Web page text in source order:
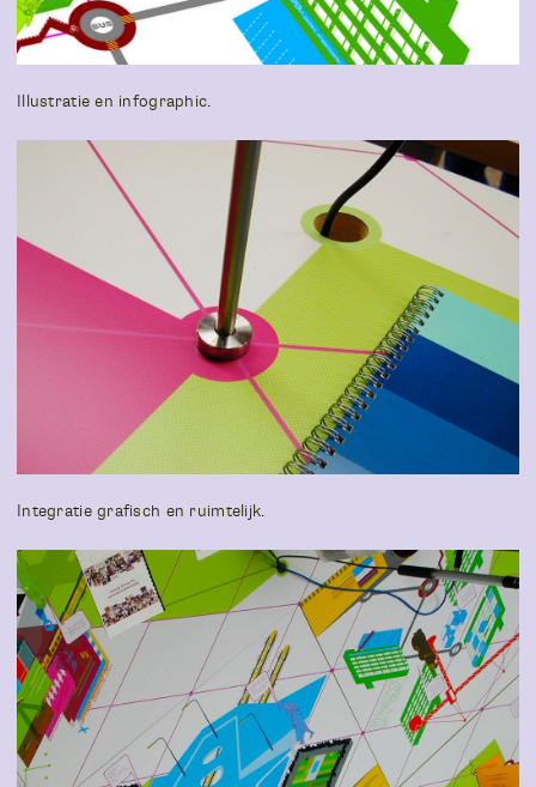
Illustratie en infographic.
Integratie grafisch en ruimtelijk.